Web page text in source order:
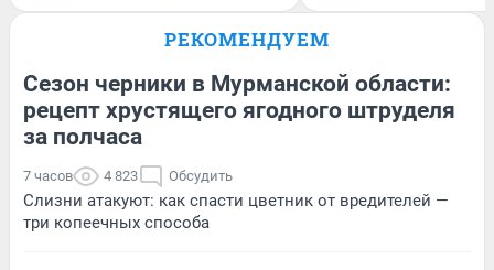
РЕКОМЕНДУЕМ
Сезон черники в Мурманской области:
рецепт хрустящего ягодного штруделя
за полчаса
7 часов 4 823 Обсудить
Слизни атакуют: как спасти цветник от вредителей —
три копеечных способа